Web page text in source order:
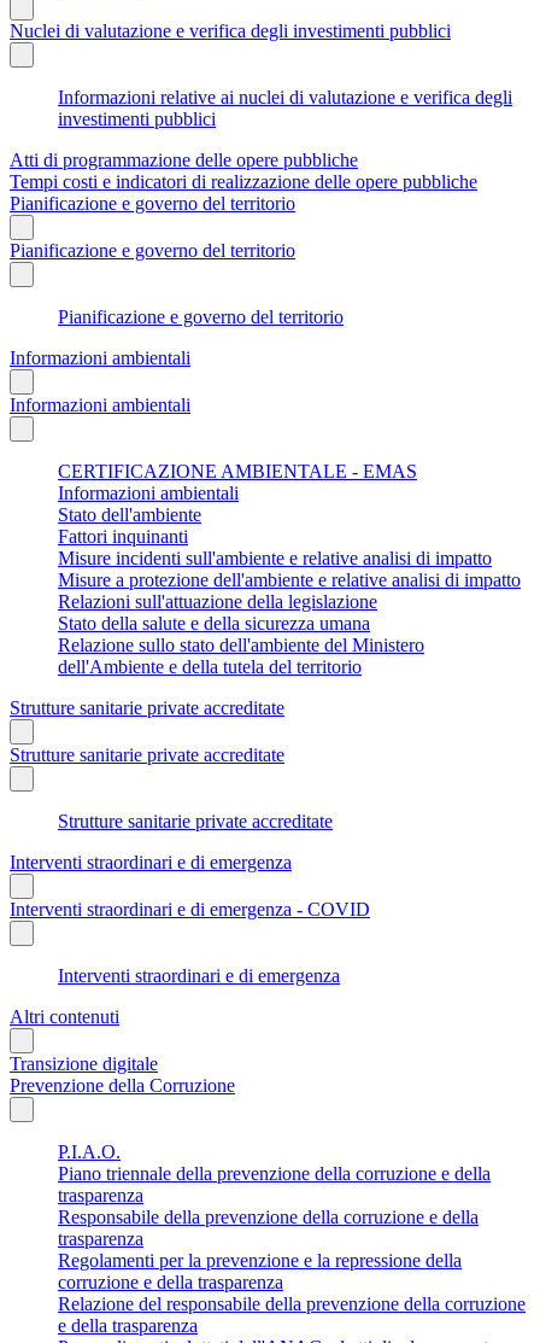
Nuclei di valutazione e verifica degli investimenti pubblici
Informazioni relative ai nuclei di valutazione e verifica degli
investimenti pubblici
Atti di programmazione delle opere pubbliche
Tempi costi e indicatori di realizzazione delle opere pubbliche
Pianificazione e governo del territorio
Pianificazione e governo del territorio
Pianificazione e governo del territorio
Informazioni ambientali
Informazioni ambientali
CERTIFICAZIONE AMBIENTALE - EMAS
Informazioni ambientali
Stato dell'ambiente
Fattori inquinanti
Misure incidenti sull'ambiente e relative analisi di impatto
Misure a protezione dell'ambiente e relative analisi di impatto
Relazioni sull'attuazione della legislazione
Stato della salute e della sicurezza umana
Relazione sullo stato dell'ambiente del Ministero
dell'Ambiente e della tutela del territorio
Strutture sanitarie private accreditate
Strutture sanitarie private accreditate
Strutture sanitarie private accreditate
Interventi straordinari e di emergenza
Interventi straordinari e di emergenza - COVID
Interventi straordinari e di emergenza
Altri contenuti
Transizione digitale
Prevenzione della Corruzione
P.I.A.O.
Piano triennale della prevenzione della corruzione e della
trasparenza
Responsabile della prevenzione della corruzione e della
trasparenza
Regolamenti per la prevenzione e la repressione della
corruzione e della trasparenza
Relazione del responsabile della prevenzione della corruzione
e della trasparenza